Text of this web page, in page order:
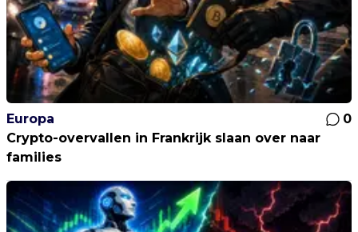
Europa
0
Crypto-overvallen in Frankrijk slaan over naar
families